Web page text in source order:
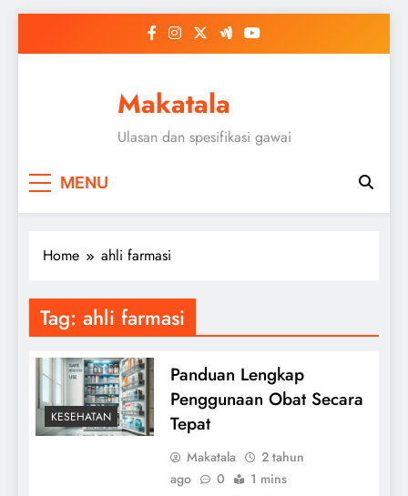
Makatala
Ulasan dan spesifikasi gawai
MENU
Home ahli farmasi
Tag: ahli farmasi
KESEHATAN
Panduan Lengkap
Penggunaan Obat Secara
Tepat
Makatala
2 tahun
ago
0 1 mins